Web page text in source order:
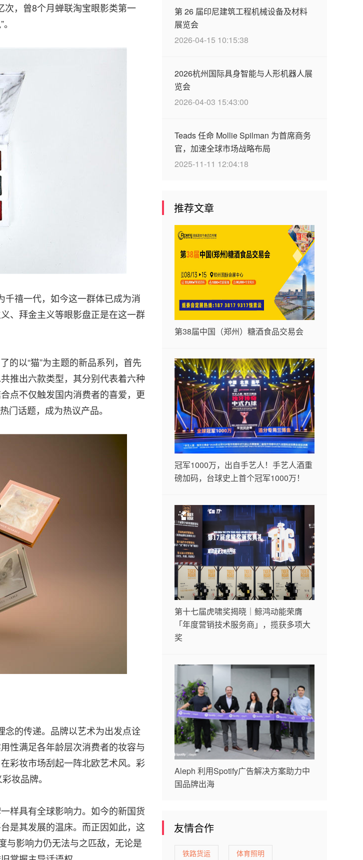
，曾8个月蝉联淘宝眼影类第一
禧一代，如今这一群体已成为消
、拜金主义等眼影盘正是在这一群
以“猫”为主题的新品系列，首先
推出六款类型，其分别代表着六种
点不仅触发国内消费者的喜爱，更
门话题，成为热议产品。
的传递。品牌以艺术为出发点诠
性满足各年龄层次消费者的妆容与
彩妆市场刮起一阵北欧艺术风。彩
妆品牌。
具有全球影响力。如今的新国货
是其发展的温床。而正因如此，这
与影响力仍无法与之匹敌，无论是
第 26 届印尼建筑工程机械设备及材料
展览会
2026-04-15 10:15:38
2026杭州国际具身智能与人形机器人展
览会
2026-04-03 15:43:00
Teads 任命 Mollie Spilman 为首席商务
官，加速全球市场战略布局
2025-11-11 12:04:18
推荐文章
第38届中国（郑州）糖酒食品交易会
冠军1000万，出自手艺人！手艺人酒重
磅加码，台球史上首个冠军1000万！
第十七届虎啸奖揭晓｜鲸鸿动能荣膺
「年度营销技术服务商」，揽获多项大
奖
Aleph 利用Spotify广告解决方案助力中
国品牌出海
友情合作
铁路货运 体育照明